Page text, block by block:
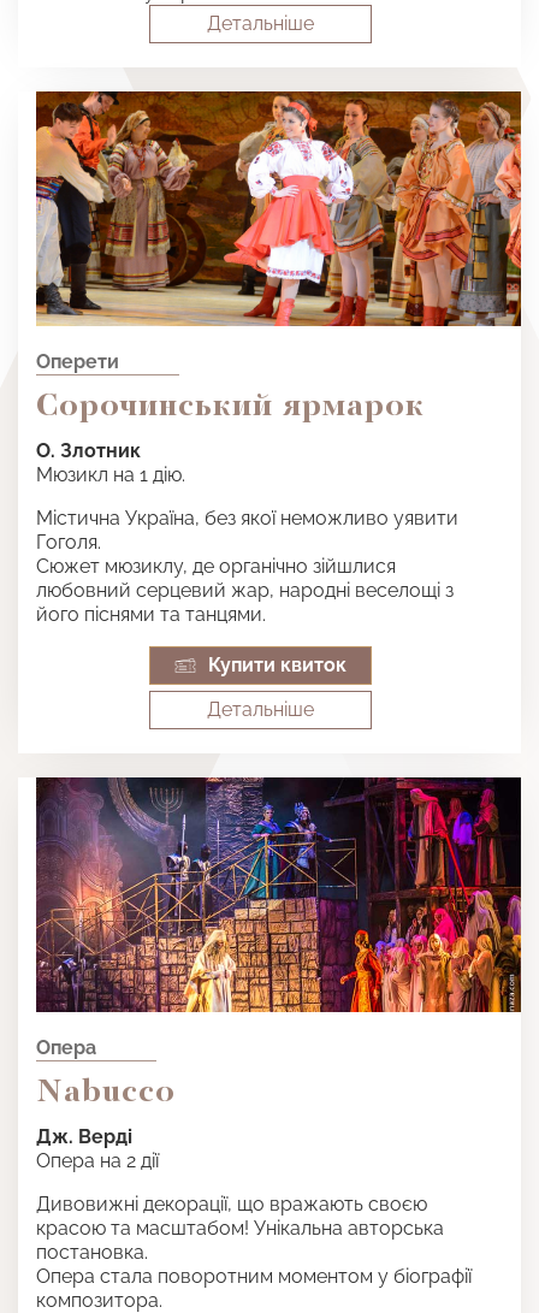
Детальнiше
Оперети
Сорочинський ярмарок
О. Злотник
Мюзикл на 1 дію.
Містична Україна, без якої неможливо уявити
Гоголя.
Сюжет мюзиклу, де органічно зійшлися
любовний серцевий жар, народні веселощі з
його піснями та танцями.
Купити квиток
Детальнiше
Опера
Nabucco
Дж. Верді
Опера на 2 дії
Дивовижні декорації, що вражають своєю
красою та масштабом! Унікальна авторська
постановка.
Опера стала поворотним моментом у біографії
композитора.